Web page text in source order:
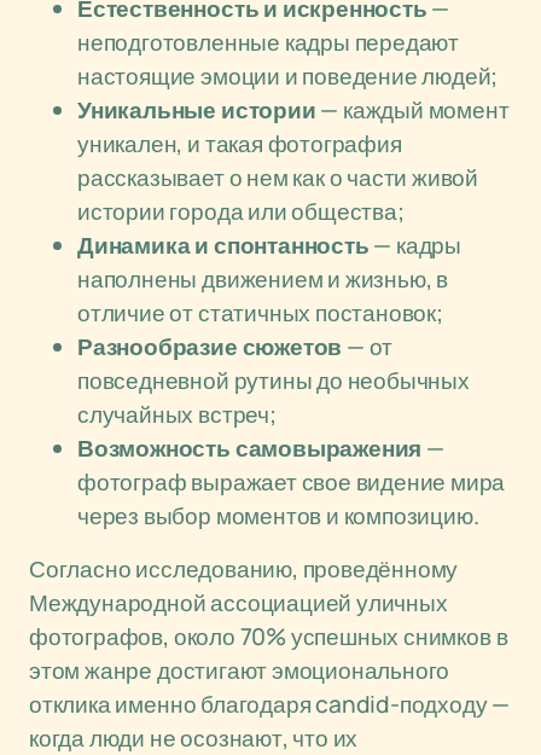
Естественность и искренность—
неподготовленные кадры передают
настоящие эмоции и поведение людей;
Уникальные истории— каждый момент
уникален, и такая фотография
рассказывает о нем как о части живой
истории города или общества;
Динамика и спонтанность— кадры
наполнены движением и жизнью, в
отличие от статичных постановок;
Разнообразие сюжетов — от
повседневной рутины до необычных
случайных встреч;
Возможность самовыражения —
фотограф выражает свое видение мира
через выбор моментов и композицию.
Согласно исследованию, проведённому
Международной ассоциацией уличных
фотографов, около 70% успешных снимков в
этом жанре достигают эмоционального
отклика именно благодаря candid-подходу —
когда люди не осознают, что их